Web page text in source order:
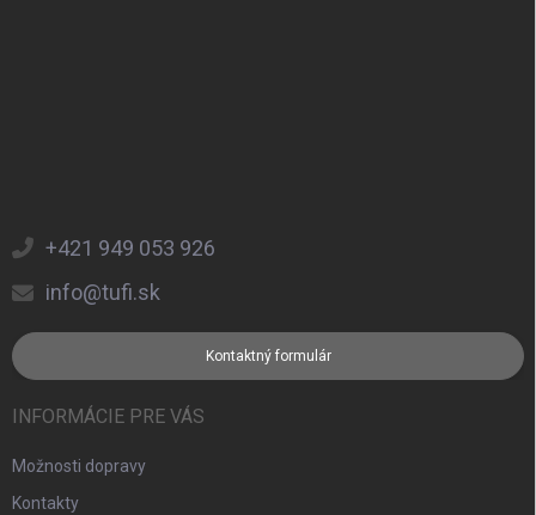
+421 949 053 926
info@tufi.sk
Kontaktný formulár
INFORMÁCIE PRE VÁS
Možnosti dopravy
Kontakty